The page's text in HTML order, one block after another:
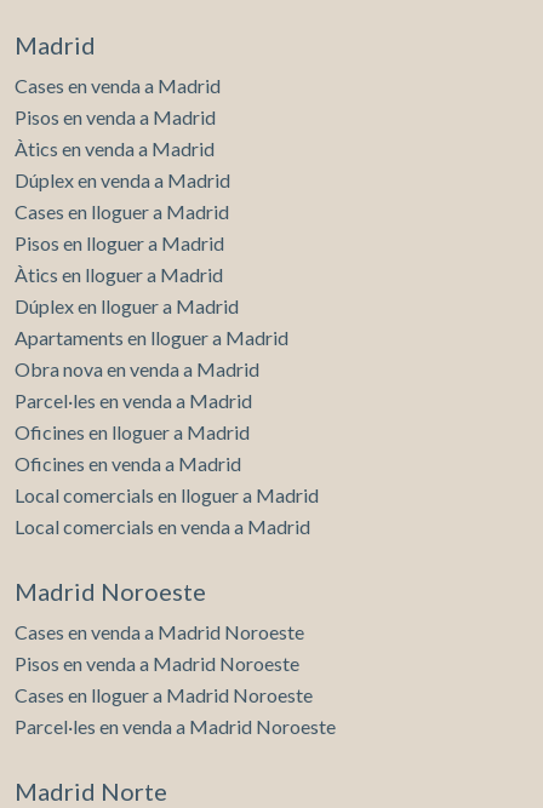
Madrid
Cases en venda a Madrid
Pisos en venda a Madrid
Àtics en venda a Madrid
Dúplex en venda a Madrid
Cases en lloguer a Madrid
Pisos en lloguer a Madrid
Àtics en lloguer a Madrid
Dúplex en lloguer a Madrid
Apartaments en lloguer a Madrid
Obra nova en venda a Madrid
Parcel·les en venda a Madrid
Oficines en lloguer a Madrid
Oficines en venda a Madrid
Local comercials en lloguer a Madrid
Local comercials en venda a Madrid
Madrid Noroeste
Cases en venda a Madrid Noroeste
Pisos en venda a Madrid Noroeste
Cases en lloguer a Madrid Noroeste
Parcel·les en venda a Madrid Noroeste
Madrid Norte